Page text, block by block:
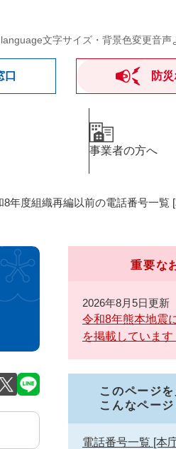
文字サイズ・背景色変更音声
口 防
事業者の方へ
8年度組織再編以前の電話番号一覧
重要な
2026年8月5日更新
令和8年熊本地震
を掲載しています
このページ
こんなペー
電話番号一覧 [本